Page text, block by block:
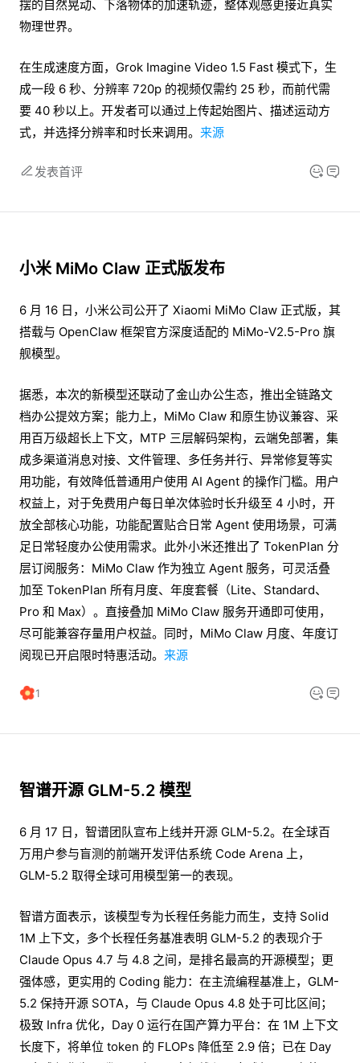
摆的自然晃动、下落物体的加速轨迹，整体观感更接近真实
物理世界。
在生成速度方面，Grok Imagine Video 1.5 Fast 模式下，生
成一段 6 秒、分辨率 720p 的视频仅需约 25 秒，而前代需
要 40 秒以上。开发者可以通过上传起始图片、描述运动方
式，并选择分辨率和时长来调用。 来源
发表首评
小米 MiMo Claw 正式版发布
6 月 16 日，小米公司公开了 Xiaomi MiMo Claw 正式版，其
搭载与 OpenClaw 框架官方深度适配的 MiMo-V2.5-Pro 旗
舰模型。
据悉，本次的新模型还联动了金山办公生态，推出全链路文
档办公提效方案；能力上，MiMo Claw 和原生协议兼容、采
用百万级超长上下文，MTP 三层解码架构，云端免部署，集
成多渠道消息对接、文件管理、多任务并行、异常修复等实
用功能，有效降低普通用户使用 AI Agent 的操作门槛。用户
权益上，对于免费用户每日单次体验时长升级至 4 小时，开
放全部核心功能，功能配置贴合日常 Agent 使用场景，可满
足日常轻度办公使用需求。此外小米还推出了 TokenPlan 分
层订阅服务：MiMo Claw 作为独立 Agent 服务，可灵活叠
加至 TokenPlan 所有月度、年度套餐（Lite、Standard、
Pro 和 Max）。直接叠加 MiMo Claw 服务开通即可使用，
尽可能兼容存量用户权益。同时，MiMo Claw 月度、年度订
阅现已开启限时特惠活动。 来源
1
智谱开源 GLM-5.2 模型
6 月 17 日，智谱团队宣布上线并开源 GLM-5.2。在全球百
万用户参与盲测的前端开发评估系统 Code Arena 上，
GLM-5.2 取得全球可用模型第一的表现。
智谱方面表示，该模型专为长程任务能力而生，支持 Solid
1M 上下文，多个长程任务基准表明 GLM-5.2 的表现介于
Claude Opus 4.7 与 4.8 之间，是排名最高的开源模型；更
强体感，更实用的 Coding 能力：在主流编程基准上，GLM-
5.2 保持开源 SOTA，与 Claude Opus 4.8 处于可比区间；
极致 Infra 优化，Day 0 运行在国产算力平台：在 1M 上下文
长度下，将单位 token 的 FLOPs 降低至 2.9 倍；已在 Day